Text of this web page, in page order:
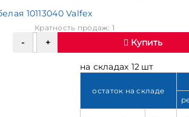
10113040 Valfex
Кратность продаж: 1
Купить
на складах 12 шт
остаток на складе